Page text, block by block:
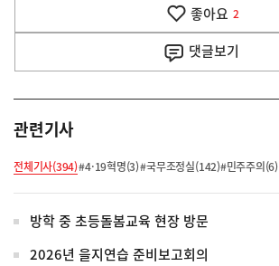
기
좋아요 2
댓글보기
관련기사
전체기사(394)#4·19혁명(3)#국무조정실(142)#민주주의(6)
방학 중 초등돌봄교육 현장 방문
2026년 을지연습 준비보고회의